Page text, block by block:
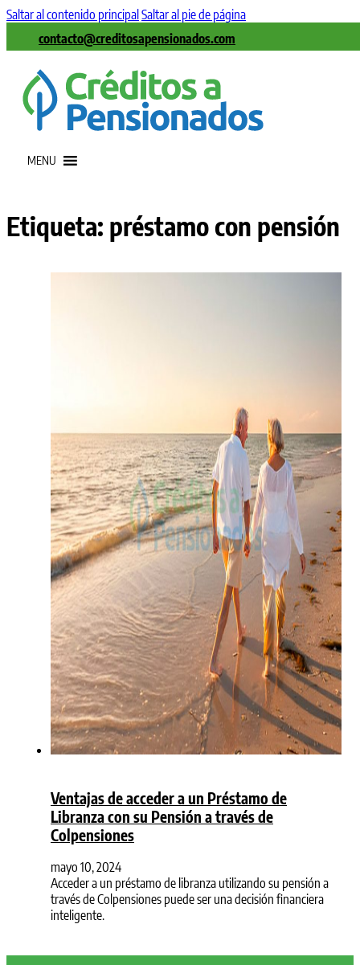
Saltar al contenido principal Saltar al pie de página
contacto@creditosapensionados.com
MENU
Etiqueta: préstamo con pensión
Ventajas de acceder a un Préstamo de
Libranza con su Pensión a través de
Colpensiones
mayo 10, 2024
Acceder a un préstamo de libranza utilizando su pensión a
través de Colpensiones puede ser una decisión financiera
inteligente.